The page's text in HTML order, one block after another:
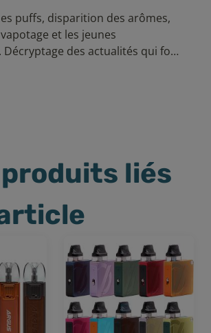
puffs, disparition des arômes,
et les jeunes
Décryptage des actualités qui font
en ce moment.
liés